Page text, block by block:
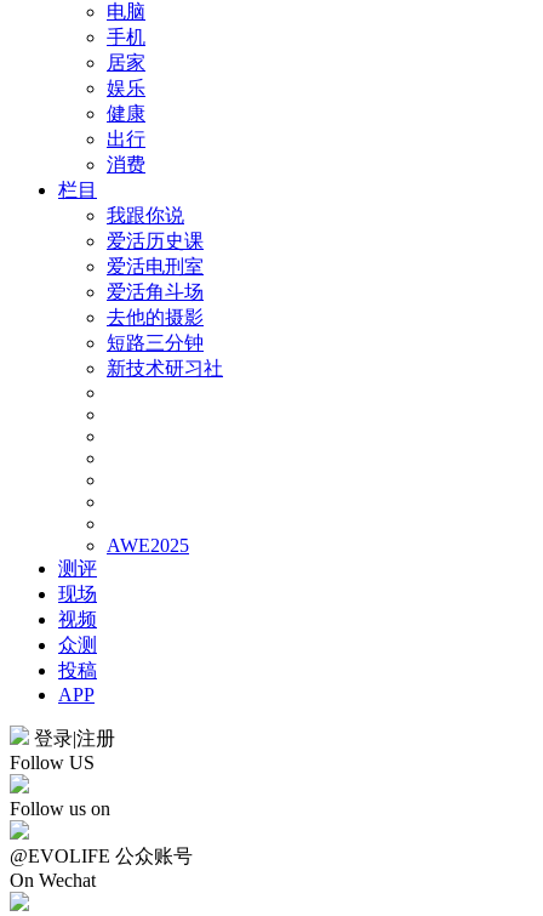
电脑
手机
居家
娱乐
健康
出行
消费
栏目
我跟你说
爱活历史课
爱活电刑室
爱活角斗场
去他的摄影
短路三分钟
新技术研习社
AWE2025
测评
现场
视频
众测
投稿
APP
登录|注册
Follow US
Follow us on
@EVOLIFE 公众账号
On Wechat